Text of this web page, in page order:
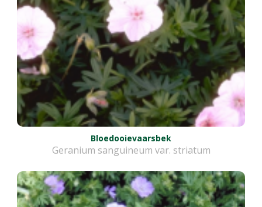
Bloedooievaarsbek
Geranium sanguineum var. striatum